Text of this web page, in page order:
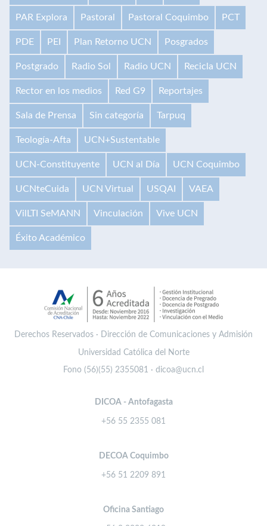
PAR Explora Pastoral Pastoral Coquimbo PCT
PDE PEI Plan Retorno UCN Posgrados
Postgrado Radio Sol Radio UCN Recicla UCN
Rector en los medios Red G9 Reportajes
Sala de Prensa Sin categoría Tarpuq
Teología-Afta UCN+Sustentable
UCN-Constituyente UCN al Día UCN Coquimbo
UCNteCuida UCN Virtual USQAI VAEA
VilLTI SeMANN Vinculación Vive UCN
Éxito Académico
Derechos Reservados · Dirección de Comunicaciones y Admisión
Universidad Católica del Norte
Fono (56)(55) 2355081 · dicoa@ucn.cl
DICOA - Antofagasta
+56 55 2355 081
DECOA Coquimbo
+56 51 2209 891
Oficina Santiago